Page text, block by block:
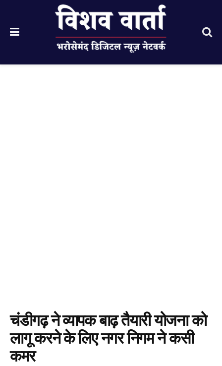
चंडीगढ़ ने व्यापक बाढ़ तैयारी योजना को
लागू करने के लिए नगर निगम ने कसी
कमर